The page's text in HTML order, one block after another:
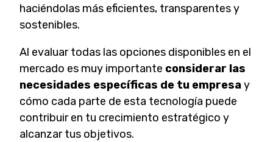
haciéndolas más eficientes, transparentes y
sostenibles.
Al evaluar todas las opciones disponibles en el
mercado es muy importante considerar las
necesidades específicas de tu empresay
cómo cada parte de esta tecnología puede
contribuir en tu crecimiento estratégico y
alcanzar tus objetivos.